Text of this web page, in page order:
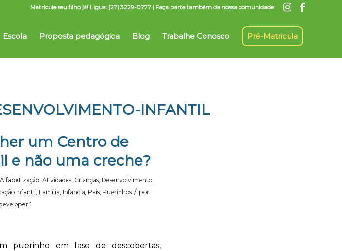
Matricule seu filho já! Ligue: (27) 3229-0777 | Faça parte também da nossa comunidade:
Escola Proposta pedagógica Blog Trabalhe Conosco Pré-Matricula
INFANTIL
um Centro de
e não uma creche?
Alfabetização, Atividades, Crianças, Desenvolvimento,
Infantil , Família, Infancia, Pais, Puerinhos / por
developer.1
em fase de descobertas,